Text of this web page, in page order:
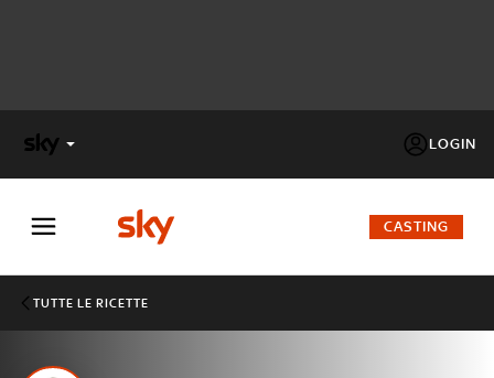
LOGIN
FACTOR
CASTING
TUTTE LE RICETTE